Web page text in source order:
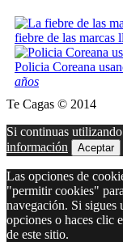
fiebre de las marcas
Policia Coreana
años
Te Cagas © 2014
Si continuas
información
Aceptar
Las opciones de
"permitir cookies"
navegación. Si sigues
opciones o haces clic
de este sitio.